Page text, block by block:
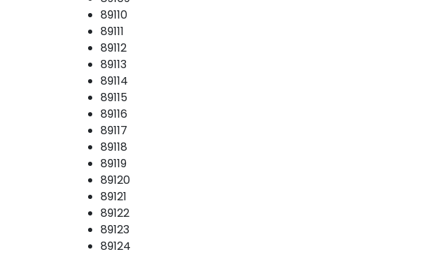
89110
89111
89112
89113
89114
89115
89116
89117
89118
89119
89120
89121
89122
89123
89124